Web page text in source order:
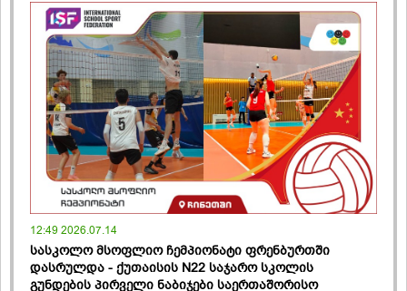
12:49 2026.07.14
სასკოლო მსოფლიო ჩემპიონატი ფრენბურთში
დასრულდა - ქუთაისის N22 საჯარო სკოლის
გუნდების პირველი ნაბიჯები საერთაშორისო